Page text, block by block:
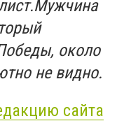
Мужчина
около
не видно.
сайта